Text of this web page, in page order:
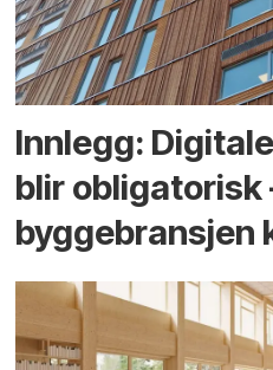
Innlegg:
blir obligatorisk
byggebransjen